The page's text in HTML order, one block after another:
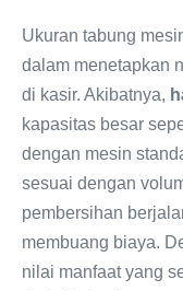
Ukuran tabung
dalam menetapkan
di kasir. Akibatnya,
kapasitas besar
dengan mesin
sesuai dengan
pembersihan
membuang biaya.
nilai manfaat yang